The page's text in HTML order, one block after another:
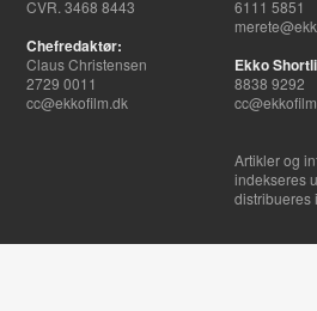
CVR. 3468 8443
Chefredaktør:
Claus Christensen
2729 0011
cc@ekkofilm.dk
6111 5851
Ekko
8838 9292
Artikler og
indekseres
distribueres